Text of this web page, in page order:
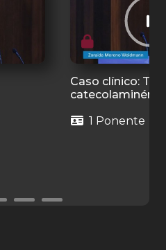
Caso clínico: TV
1 Ponente